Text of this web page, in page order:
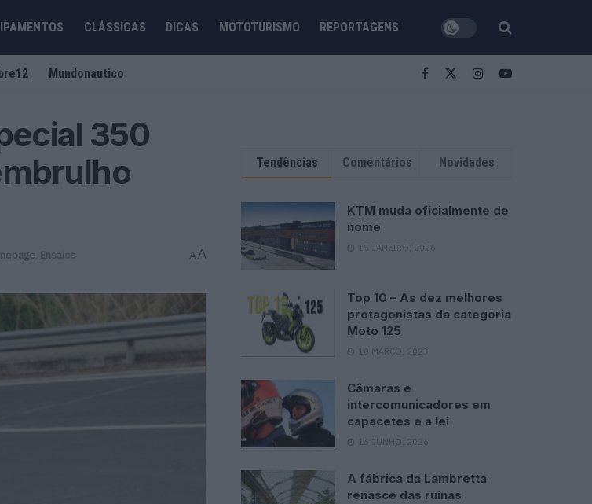
CLÁSSICAS DICAS MOTOTURISMO REPORTAGENS
Mundonautico
350
Ensaios AA
Tendências Comentários Novidades
KTM muda oficialmente de
nome
15 JANEIRO, 2026
Top 10 – As dez melhores
protagonistas da categoria
Moto 125
10 MARÇO, 2023
Câmaras e
intercomunicadores em
capacetes e a lei
16 JUNHO, 2026
A fábrica da Lambretta
renasce das ruínas